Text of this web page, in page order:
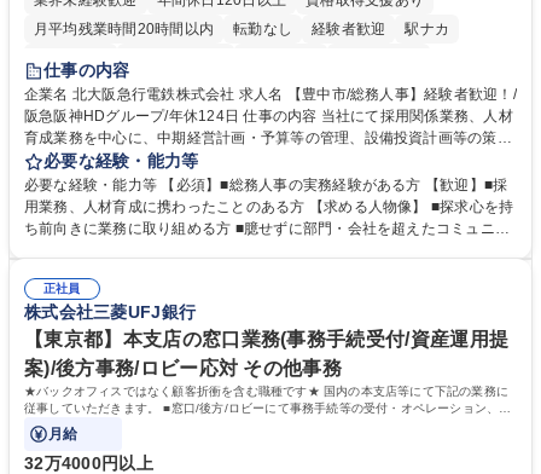
月平均残業時間20時間以内
転勤なし 経験者歓迎
駅ナカ
退職金あり
土日祝休み
服装自由 昼食補助あり 食事補助あり
仕事の内容
企業名 北大阪急行電鉄株式会社 求人名 【豊中市/総務人事】経験者歓迎！/
阪急阪神HDグループ/年休124日 仕事の内容 当社にて採用関係業務、人材
育成業務を中心に、中期経営計画・予算等の管理、設備投資計画等の策
定、さらに社内の重要会議の運営等、経営の根幹となる幅広い総務人事業
務全般を担当していただきます。 【主な業務内容】 ■採用関係業務および
人材育成(社員研修)業務の推進 ■中期経営計画および予算等の管理 ■設備
投資計画等の策定 ■社内の重要会議の運営 ■その他総務人事業務全般 【入
務人事】経験者歓迎！/阪急阪神HDグループ/年休124日
必要な経験・能力等
必要な経験・能力等 【必須】■総務人事の実務経験がある方 【歓迎】■採
用業務、人材育成に携わったことのある方 【求める人物像】 ■探求心を持
ち前向きに業務に取り組める方 ■臆せずに部門・会社を超えたコミュニケ
囲のメンバーと協調しつつ主体性を持って能動的に業務を推進できる方 学
歴・資格 学歴：大学院 大学 高専 短大 専修学校 高校 語学力： 資格：
正社員
株式会社三菱UFJ銀行
【東京都】本支店の窓口業務(事務手続受付/資産運用提
案)/後方事務/ロビー応対 その他事務
★バックオフィスではなく顧客折衝を含む職種です★ 国内の本支店等にて下記の業務に
従事していただきます。 ■窓口/後方/ロビーにて事務手続等の受付・オペレーション、お
客様対応
月給
32万4000円以上